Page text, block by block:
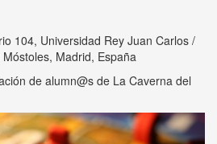
104, Universidad Rey Juan Carlos /
Madrid, España
de alumn@s de La Caverna del